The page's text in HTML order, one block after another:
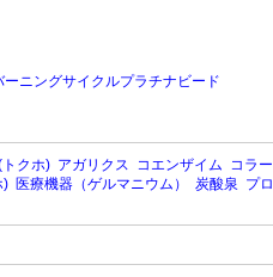
ニングサイクルプラチナビード
クホ) アガリクス コエンザイム コラー
) 医療機器（ゲルマニウム） 炭酸泉 プロ